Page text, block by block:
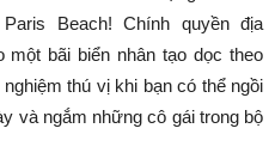
Beach! Chính quyền địa
bãi biển nhân tạo dọc theo
thú vị khi bạn có thể ngồi
và ngắm những cô gái trong bộ